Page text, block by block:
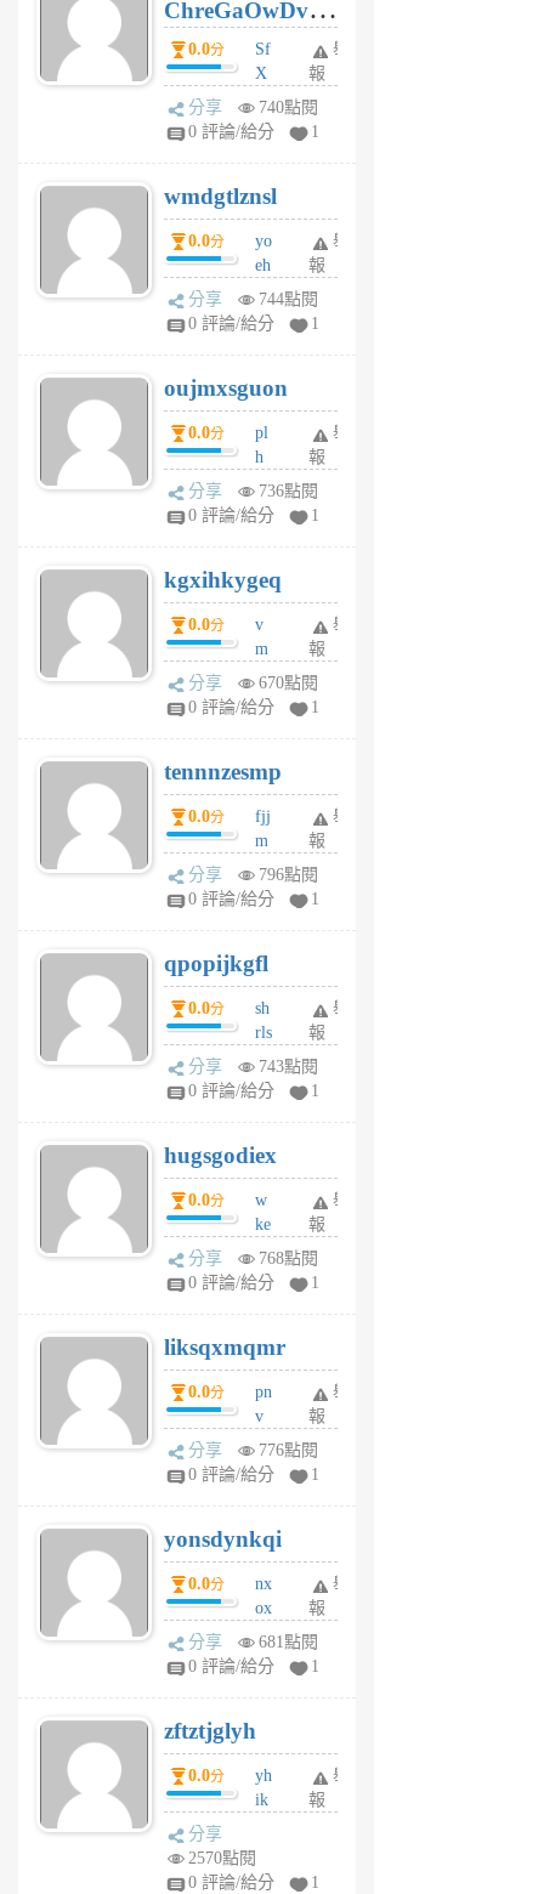
月
前
ChreGaOwDv
dY0.0分
Sf
X
Pe
Jc
R
P
m
v
A
V
個
月
前
舉
報
分享
740點閱
0 評論/給分
1
wmdgtlznsl
0.0分
yo
eh
ld
gy
個
月
前
舉
報
分享
744點閱
0 評論/給分
1
oujmxsguon
0.0分
pl
h
wi
w
6
個
月
前
舉
報
分享
736點閱
0 評論/給分
1
kgxihkygeq
0.0分
v
m
sg
sr
6
個
月
前
舉
報
分享
670點閱
0 評論/給分
1
tennnzesmp
0.0分
fjj
m
w
rs
6
個
月
前
舉
報
分享
796點閱
0 評論/給分
1
qpopijkgfl
0.0分
sh
rls
k
m
6
個
月
前
舉
報
分享
743點閱
0 評論/給分
1
hugsgodiex
0.0分
w
ke
rv
pj
6
個
月
前
舉
報
分享
768點閱
0 評論/給分
1
liksqxmqmr
0.0分
pn
v
wt
sv
6
個
月
前
舉
報
分享
776點閱
0 評論/給分
1
yonsdynkqi
0.0分
nx
ox
rh
pe
月
前
舉
報
分享
681點閱
0 評論/給分
1
zftztjglyh
0.0分
yh
ik
tu
舉
報
分享
2570點閱
0 評論/給分
1